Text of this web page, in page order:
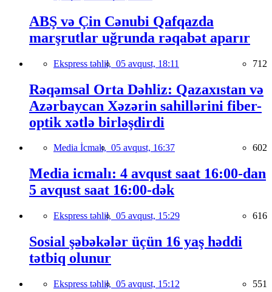
ABŞ və Çin Cənubi Qafqazda
marşrutlar uğrunda rəqabət aparır
Ekspress təhlil, 05 avqust, 18:11 712
Rəqəmsal Orta Dəhliz: Qazaxıstan və
Azərbaycan Xəzərin sahillərini fiber-
optik xətlə birləşdirdi
Media İcmalı, 05 avqust, 16:37 602
Media icmalı: 4 avqust saat 16:00-dan
5 avqust saat 16:00-dək
Ekspress təhlil, 05 avqust, 15:29 616
Sosial şəbəkələr üçün 16 yaş həddi
tətbiq olunur
Ekspress təhlil, 05 avqust, 15:12 551